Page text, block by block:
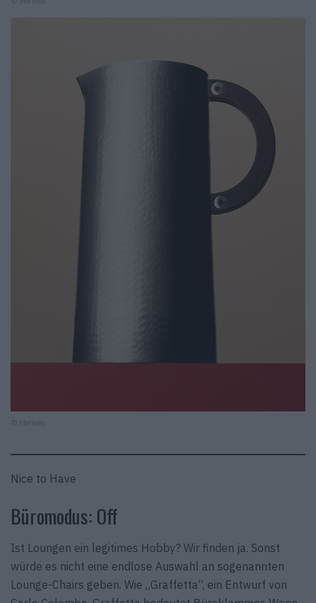
Nice to Have
Büromodus: Off
Ist Loungen ein legitimes Hobby? Wir finden ja. Sonst
würde es nicht eine endlose Auswahl an sogenannten
Lounge-Chairs geben. Wie „Graffetta“, ein Entwurf von